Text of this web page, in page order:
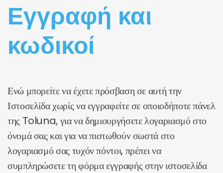
Εγγραφή και
κωδικοί
Ενώ μπορείτε να έχετε πρόσβαση σε αυτή την
Ιστοσελίδα χωρίς να εγγραφείτε σε οποιοδήποτε πάνελ
της Toluna, για να δημιουργήσετε λογαριασμό στο
όνομά σας και για να πιστωθούν σωστά στο
λογαριασμό σας τυχόν πόντοι, πρέπει να
συμπληρώσετε τη φόρμα εγγραφής στην ιστοσελίδα